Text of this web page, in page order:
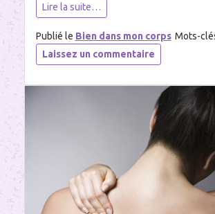
Lire la suite…
Publié le Bien dans mon corps Mots-
Laissez un commentairesur
La
fatigue